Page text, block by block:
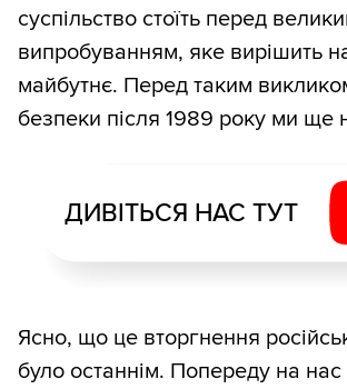
суспільство стоїть перед
випробуванням, яке вирішить
майбутнє. Перед таким
безпеки після 1989 року ми ще
ДИВІТЬСЯ НАС ТУТ
Ясно, що це вторгнення
було останнім. Попереду на нас